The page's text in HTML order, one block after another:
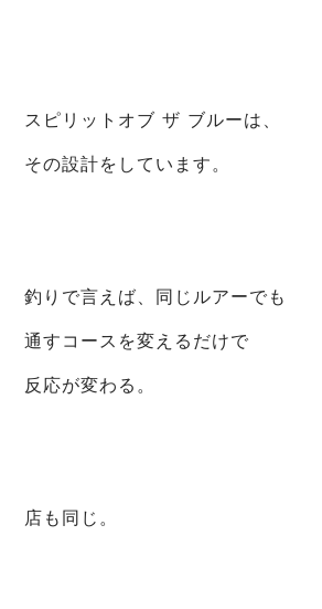
スピリットオブ ザ ブルーは、
その設計をしています。
釣りで言えば、同じルアーでも
通すコースを変えるだけで
反応が変わる。
店も同じ。